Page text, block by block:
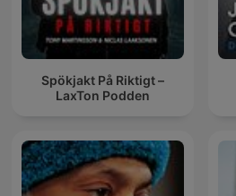
Spökjakt På Riktigt –
LaxTon Podden